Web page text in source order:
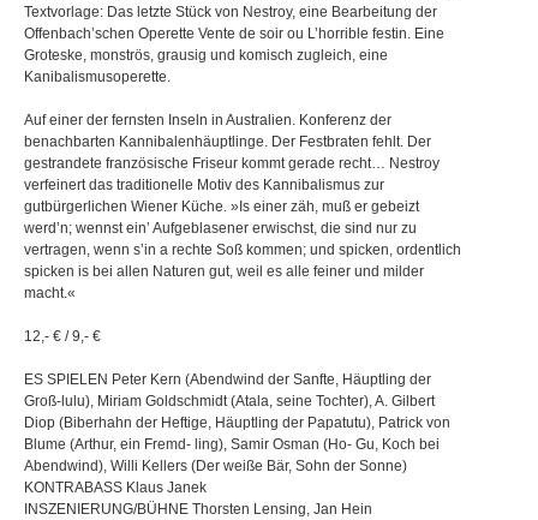
Textvorlage: Das letzte Stück von Nestroy, eine Bearbeitung der
Offenbach’schen Operette Vente de soir ou L’horrible festin. Eine
Groteske, monströs, grausig und komisch zugleich, eine
Kanibalismusoperette.
Auf einer der fernsten Inseln in Australien. Konferenz der
benachbarten Kannibalenhäuptlinge. Der Festbraten fehlt. Der
gestrandete französische Friseur kommt gerade recht… Nestroy
verfeinert das traditionelle Motiv des Kannibalismus zur
gutbürgerlichen Wiener Küche. »Is einer zäh, muß er gebeizt
werd’n; wennst ein’ Aufgeblasener erwischst, die sind nur zu
vertragen, wenn s’in a rechte Soß kommen; und spicken, ordentlich
spicken is bei allen Naturen gut, weil es alle feiner und milder
macht.«
12,- € / 9,- €
ES SPIELEN Peter Kern (Abendwind der Sanfte, Häuptling der
Groß-lulu), Miriam Goldschmidt (Atala, seine Tochter), A. Gilbert
Diop (Biberhahn der Heftige, Häuptling der Papatutu), Patrick von
Blume (Arthur, ein Fremd- ling), Samir Osman (Ho- Gu, Koch bei
Abendwind), Willi Kellers (Der weiße Bär, Sohn der Sonne)
KONTRABASS Klaus Janek
INSZENIERUNG/BÜHNE Thorsten Lensing, Jan Hein